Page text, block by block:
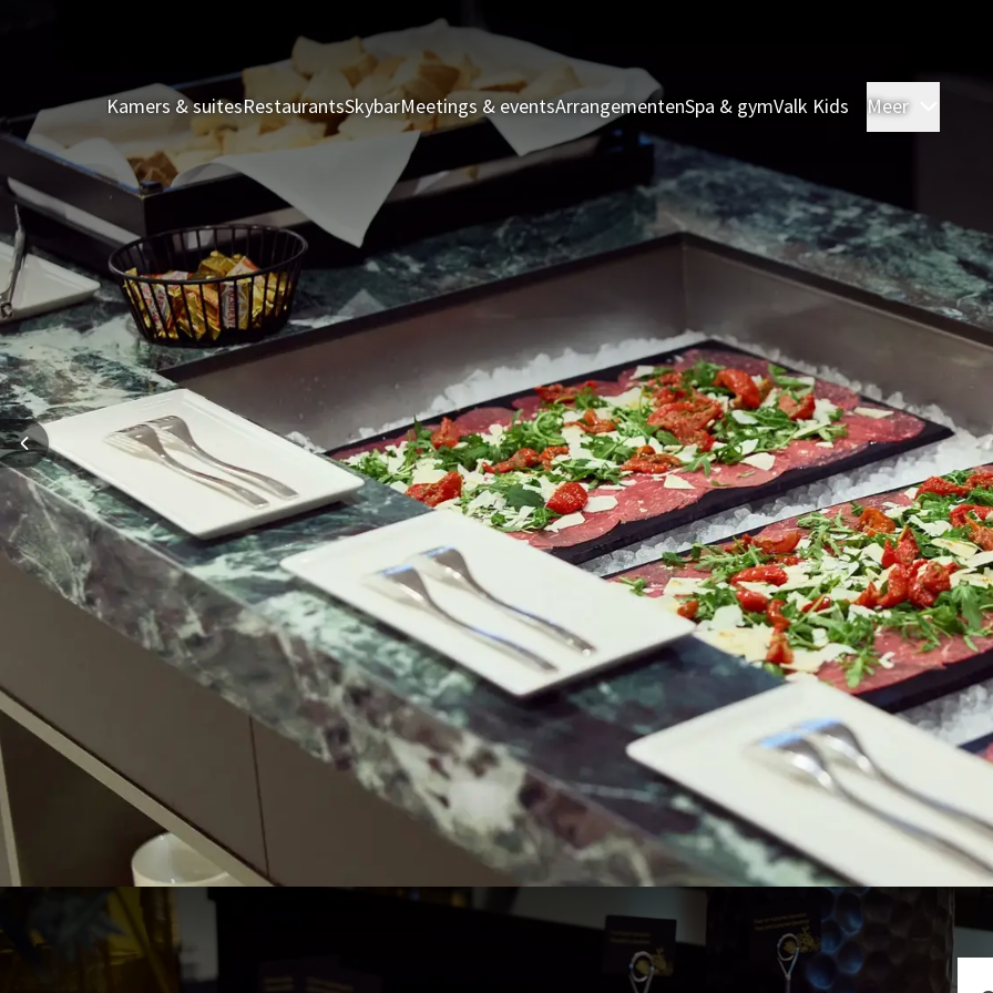
Kamers & suitesRestaurantsSkybarMeetings & eventsArrangementenSpa & gymValk Kids Meer
Brunch in Hotel Gent